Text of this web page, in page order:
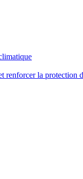
la protection